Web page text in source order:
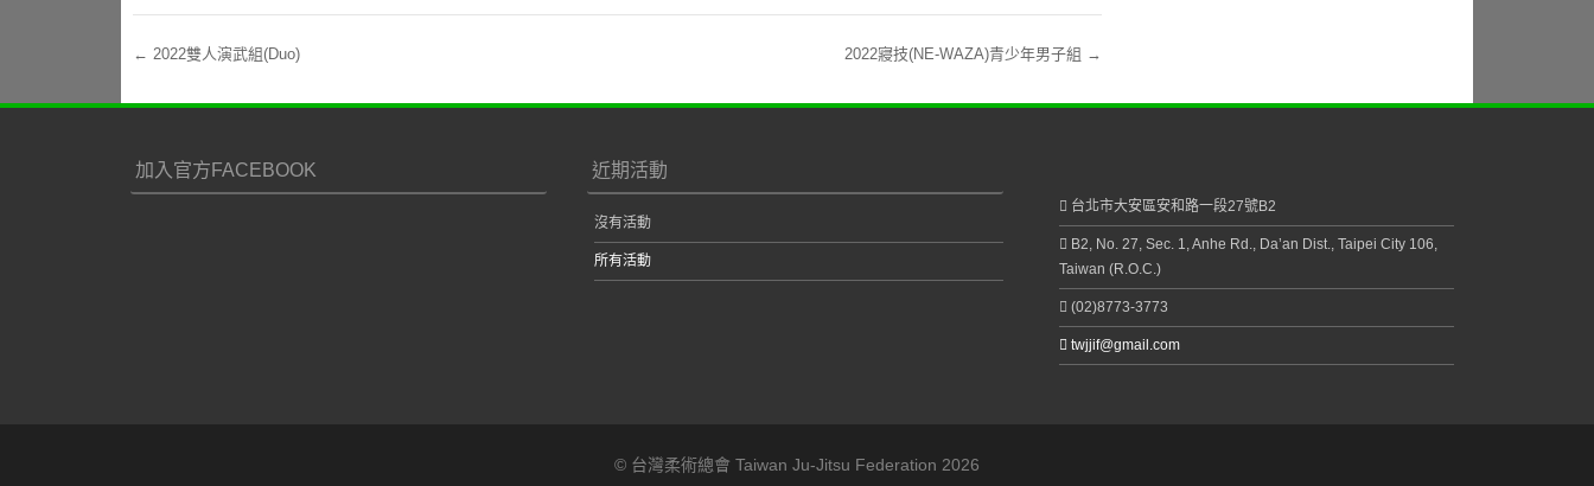
Post navigation
← 2022雙人演武組(Duo) 2022寢技(NE-WAZA)青少年男子組 →
加入官方FACEBOOK 近期活動
沒有活動
所有活動
台北市大安區安和路一段27號B2
B2, No. 27, Sec. 1, Anhe Rd., Da’an Dist., Taipei City 106,
Taiwan (R.O.C.)
(02)8773-3773
twjjif@gmail.com
© 台灣柔術總會 Taiwan Ju-Jitsu Federation 2026